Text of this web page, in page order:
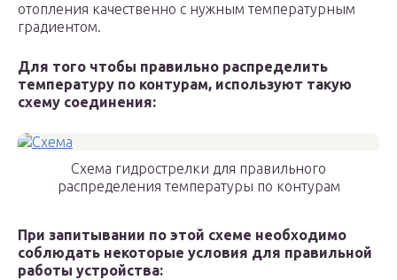
отопления качественно с нужным температурным
градиентом.
Для того чтобы правильно распределить
температуру по контурам, используют такую
схему соединения:
Схема гидрострелки для правильного
распределения температуры по контурам
При запитывании по этой схеме необходимо
соблюдать некоторые условия для правильной
работы устройства: